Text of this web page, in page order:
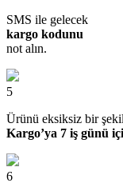
SMS ile gelecek
kargo kodunu
not alın.
5
Ürünü eksiksiz bir
Kargo’ya 7 iş günü
6